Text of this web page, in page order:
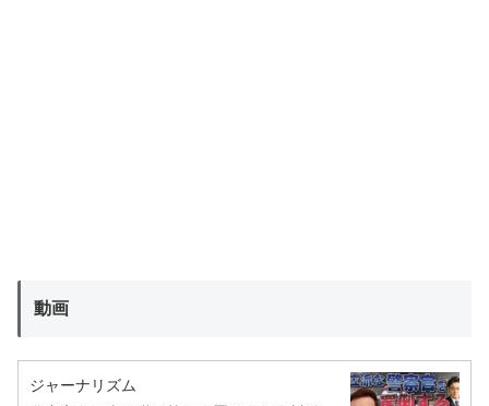
動画
ジャーナリズム